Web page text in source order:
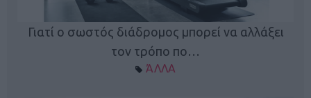
Γιατί ο σωστός διάδρομος μπορεί να αλλάξει
τον τρόπο πο…
ΆΛΛΑ